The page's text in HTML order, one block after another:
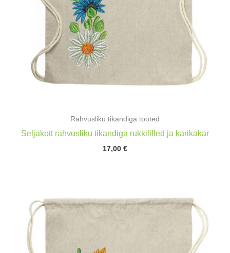
Rahvusliku tikandiga tooted
Seljakott rahvusliku tikandiga rukkililled ja karikakar
17,00 €